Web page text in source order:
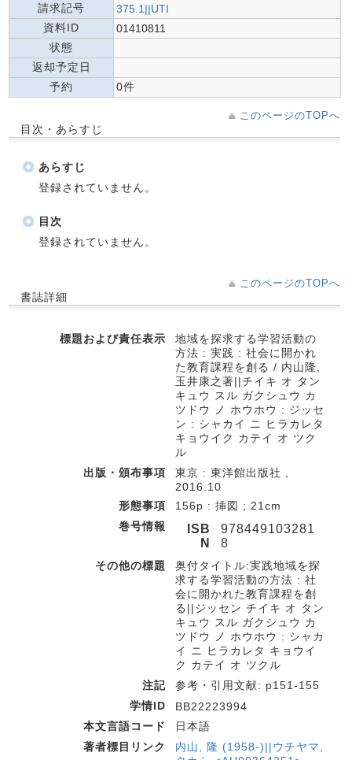
請求記号
375.1||UTI
資料ID
01410811
状態
返却予定日
予約
0件
このページのTOPへ
目次・あらすじ
あらすじ
登録されていません。
目次
登録されていません。
このページのTOPへ
書誌詳細
標題および責任表示
地域を探求する学習活動の
方法 : 実践 : 社会に開かれ
た教育課程を創る / 内山隆,
玉井康之著||チイキ オ タン
キュウ スル ガクシュウ カ
ツドウ ノ ホウホウ : ジッセ
ン : シャカイ ニ ヒラカレタ
キョウイク カテイ オ ツク
ル
出版・頒布事項
東京 : 東洋館出版社 ,
2016.10
形態事項
156p : 挿図 ; 21cm
巻号情報
ISB
N
978449103281
8
その他の標題
奥付タイトル:実践地域を探
求する学習活動の方法 : 社
会に開かれた教育課程を創
る||ジッセン チイキ オ タン
キュウ スル ガクシュウ カ
ツドウ ノ ホウホウ : シャカ
イ ニ ヒラカレタ キョウイ
ク カテイ オ ツクル
注記
参考・引用文献: p151-155
学情ID
BB22223994
本文言語コード
日本語
著者標目リンク
内山, 隆 (1958-)||ウチヤマ,